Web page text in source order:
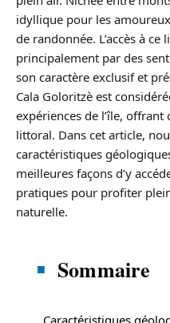
idyllique pour les
de randonnée. L’accès à
principalement par des
son caractère exclusif et
Cala Goloritzè est
expériences de l’île,
littoral. Dans cet article,
caractéristiques
meilleures façons d’y
pratiques pour profiter
naturelle.
Sommaire
Caractéristiques